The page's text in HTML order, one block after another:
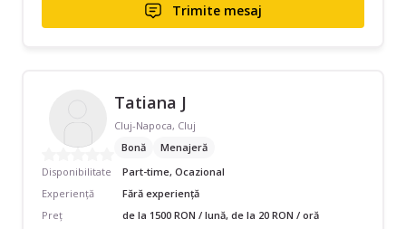
Trimite mesaj
Tatiana J
Cluj-Napoca, Cluj
Bonă
Menajeră
Disponibilitate
Part-time, Ocazional
Experiență
Fără experiență
Preț
de la 1500 RON / lună, de la 20 RON / oră